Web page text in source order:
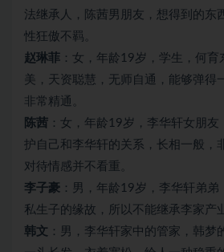
法继承人，陈茜男朋友，想得到的东
性狂傲不羁。
赵琳菲 ：女，年龄19岁，学生，何
美，天资聪慧，无师自通，能够弹得
非常精通。
陈茜 ：女，年龄19岁，李华轩女朋
护自己和李华轩的关系，长相一般，
对待情感并不看重。
李子豪 ：男，年龄19岁，李华轩弟弟
私生子的缘故，所以不能继承李家产
韩文 ：男，李华轩家中的管家，韩梦